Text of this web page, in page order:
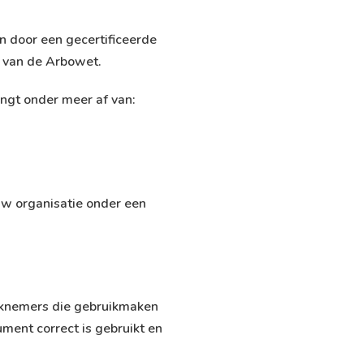
door een gecertificeerde
de Arbowet.
onder meer af van:
organisatie onder een
die gebruikmaken
correct is gebruikt en